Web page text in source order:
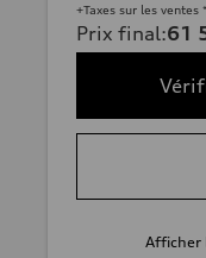
+Taxes sur les ventes *
Prix final:61
Afficher